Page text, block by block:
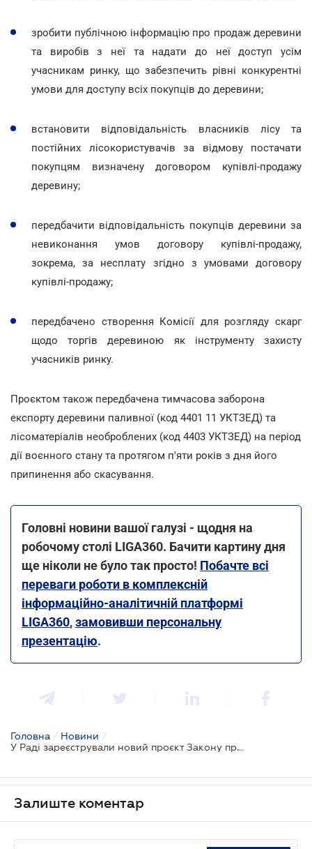
зробити публічною інформацію про продаж деревини
та виробів з неї та надати до неї доступ усім
учасникам ринку, що забезпечить рівні конкурентні
умови для доступу всіх покупців до деревини;
встановити відповідальність власників лісу та
постійних лісокористувачів за відмову постачати
покупцям визначену договором купівлі-продажу
деревину;
передбачити відповідальність покупців деревини за
невиконання умов договору купівлі-продажу,
зокрема, за несплату згідно з умовами договору
купівлі-продажу;
передбачено створення Комісії для розгляду скарг
щодо торгів деревиною як інструменту захисту
учасників ринку.
Проєктом також передбачена тимчасова заборона
експорту деревини паливної (код 4401 11 УКТЗЕД) та
лісоматеріалів необроблених (код 4403 УКТЗЕД) на період
дії воєнного стану та протягом п'яти років з дня його
припинення або скасування.
Головні новини вашої галузі - щодня на
робочому столі LIGA360. Бачити картину дня
ще ніколи не було так просто! Побачте всі
переваги роботи в комплексній
інформаційно-аналітичній платформі
LIGA360,замовивши персональну
презентацію.
Головна / Новини /
У Раді зареєстрували новий проєкт Закону про ринок деревини
Залиште коментар